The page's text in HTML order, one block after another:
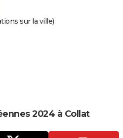
sur la ville)
2024 à Collat